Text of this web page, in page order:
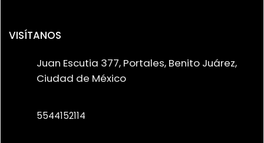
VISÍTANOS
Juan Escutia 377, Portales, Benito Juárez,
Ciudad de México
5544152114